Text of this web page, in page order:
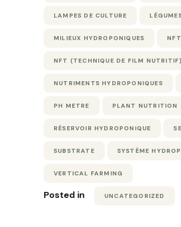
LAMPES DE CULTURE
MILIEUX HYDROPONIQUES
NFT (TECHNIQUE DE FILM NUTRITIF)
NUTRIMENTS HYDROPONIQUES
PH METRE PLANT NUTRITION
RÉSERVOIR HYDROPONIQUE
SUBSTRATE SYSTÈME
VERTICAL FARMING
Posted in UNCATEGORIZED